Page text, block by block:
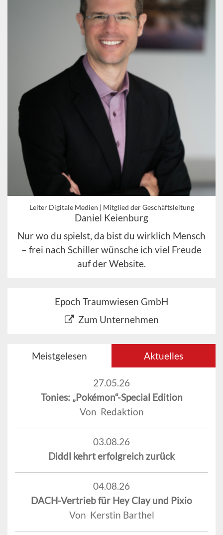
Leiter Digitale Medien | Mitglied der Geschäftsleitung
Daniel Keienburg
Nur wo du spielst, da bist du wirklich Mensch
– frei nach Schiller wünsche ich viel Freude
auf der Website.
Epoch Traumwiesen GmbH
Zum Unternehmen
Meistgelesen Aktuelles
27.05.26
Tonies: „Pokémon“-Special Edition
Von Redaktion
03.08.26
Diddl kehrt erfolgreich zurück
04.08.26
DACH-Vertrieb für Hey Clay und Pixio
Von Kerstin Barthel